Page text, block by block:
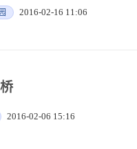
2016-02-16 11:06
2016-02-06 15:16